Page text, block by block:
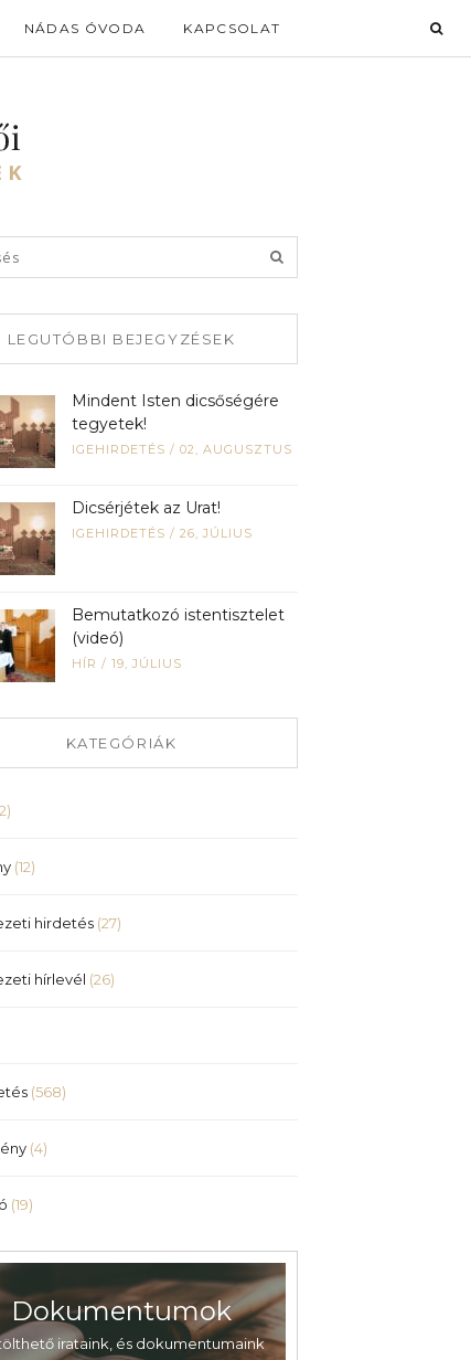
NÁDAS ÓVODA KAPCSOLAT
LEGUTÓBBI BEJEGYZÉSEK
Mindent Isten dicsőségére
tegyetek!
IGEHIRDETÉS / 02, AUGUSZTUS
Dicsérjétek az Urat!
IGEHIRDETÉS / 26, JÚLIUS
Bemutatkozó istentisztelet
(videó)
HÍR / 19, JÚLIUS
KATEGÓRIÁK
(12)
hirdetés (27)
hírlevél (26)
(568)
(4)
(19)
Dokumentumok
irataink, és dokumentumaink